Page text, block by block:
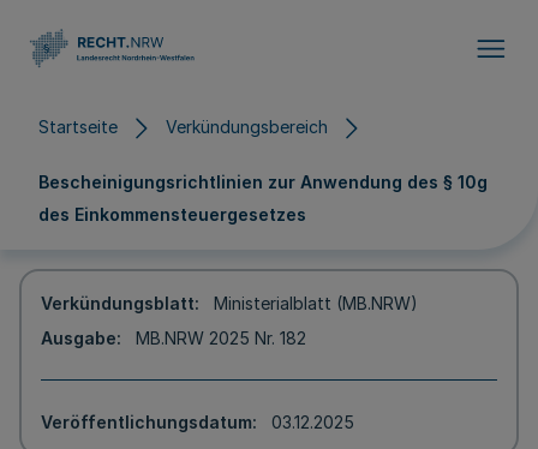
Startseite Verkündungsbereich
Bescheinigungsrichtlinien zur Anwendung des § 10g
des Einkommensteuergesetzes
Verkündungsblatt
Ministerialblatt (MB.NRW)
Ausgabe
MB.NRW 2025 Nr. 182
Veröffentlichungsdatum 03.12.2025